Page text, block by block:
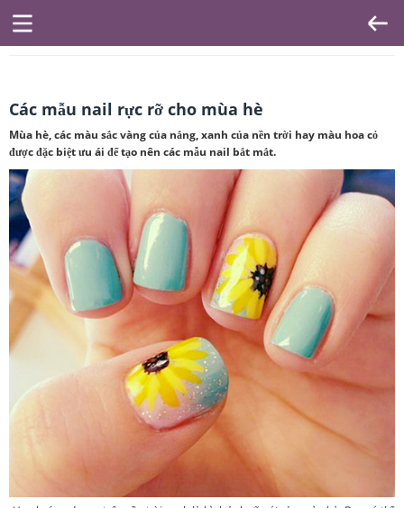
Các mẫu nail rực rỡ cho mùa hè
Mùa hè, các màu sắc vàng của nắng, xanh của nền trời hay màu hoa cỏ
được đặc biệt ưu ái để tạo nên các mẫu nail bắt mắt.